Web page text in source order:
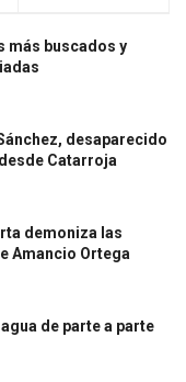
más buscados y
desaparecido
Catarroja
demoniza las
Amancio Ortega
de parte a parte